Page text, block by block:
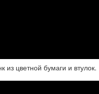
цветной бумаги и втулок.